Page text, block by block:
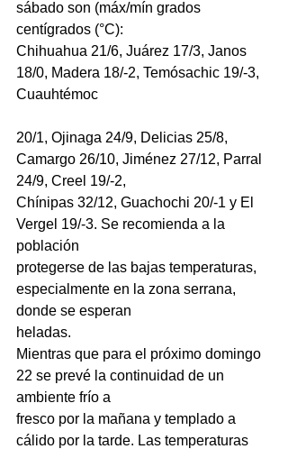
sábado son (máx/mín grados
centígrados (°C):
Chihuahua 21/6, Juárez 17/3, Janos
18/0, Madera 18/-2, Temósachic 19/-3,
Cuauhtémoc
20/1, Ojinaga 24/9, Delicias 25/8,
Camargo 26/10, Jiménez 27/12, Parral
24/9, Creel 19/-2,
Chínipas 32/12, Guachochi 20/-1 y El
Vergel 19/-3. Se recomienda a la
población
protegerse de las bajas temperaturas,
especialmente en la zona serrana,
donde se esperan
heladas.
Mientras que para el próximo domingo
22 se prevé la continuidad de un
ambiente frío a
fresco por la mañana y templado a
cálido por la tarde. Las temperaturas